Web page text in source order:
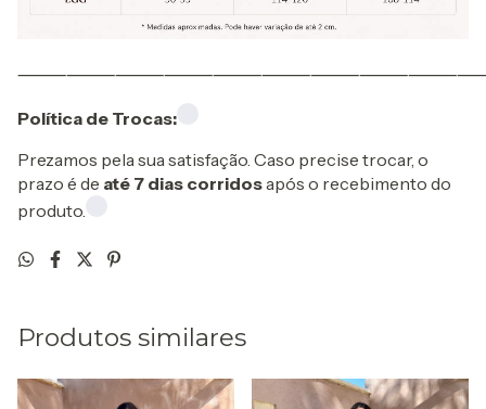
Política de Trocas:
Prezamos pela sua satisfação. Caso precise trocar, o
prazo é de até 7 dias corridosapós o recebimento do
produto.
Produtos similares